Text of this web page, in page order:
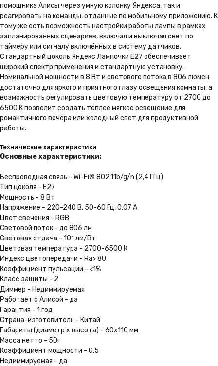
помощника Алисы через умную колонку Яндекса, так и
реагировать на команды, отданные по мобильному приложению. К
тому же есть возможность настройки работы лампы в рамках
запланированных сценариев, включая и выключая свет по
таймеру или сигналу включённых в систему датчиков.
Стандартный цоколь Яндекс Лампочки E27 обеспечивает
широкий спектр применения и стандартную установку.
Номинальной мощности в 8 Вт и светового потока в 806 люмен
достаточно для яркого и приятного глазу освещения комнаты, а
возможность регулировать цветовую температуру от 2700 до
6500 К позволит создать тёплое мягкое освещение для
романтичного вечера или холодный свет для продуктивной
работы.
Технические характеристики
Основные характеристики:
Беспроводная связь - Wi-Fi® 802.11b/g/n (2,4 ГГц)
Тип цоколя - E27
Мощность - 8 Вт
Напряжение - 220-240 В, 50-60 Гц, 0,07 А
Цвет свечения - RGB
Световой поток - до 806 лм
Световая отдача - 101 лм/Вт
Цветовая температура - 2700-6500 К
Индекс цветопередачи - Ra> 80
Коэффициент пульсации - <1%
Класс защиты - 2
Диммер - Недиммируемая
Работает с Алисой - да
Гарантия - 1 год
Страна-изготовитель - Китай
Габариты (диаметр x высота) - 60x110 мм
Масса нетто - 50г
Коэффициент мощности - 0,5
Недиммируемая - да